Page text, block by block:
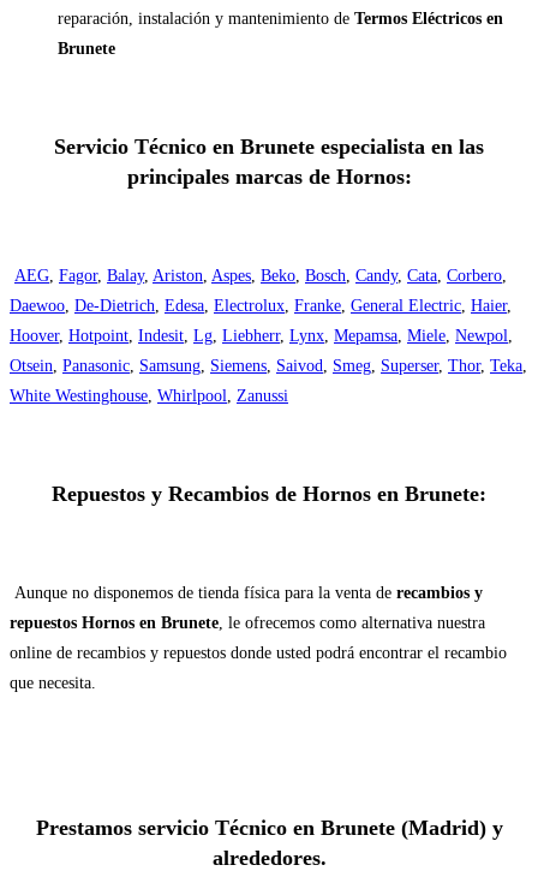
reparación, instalación y mantenimiento de Termos Eléctricos en
Brunete
Servicio Técnico en Brunete especialista en las
principales marcas de Hornos:
AEG, Fagor, Balay, Ariston, Aspes, Beko, Bosch, Candy, Cata, Corbero,
Daewoo, De-Dietrich, Edesa, Electrolux, Franke, General Electric, Haier,
Hoover, Hotpoint, Indesit, Lg, Liebherr, Lynx, Mepamsa, Miele, Newpol,
Otsein, Panasonic, Samsung, Siemens, Saivod, Smeg, Superser, Thor, Teka,
White Westinghouse, Whirlpool, Zanussi
Repuestos y Recambios de Hornos en Brunete:
Aunque no disponemos de tienda física para la venta de recambios y
repuestos Hornos en Brunete, le ofrecemos como alternativa nuestra
online de recambios y repuestos donde usted podrá encontrar el recambio
que necesita.
Prestamos servicio Técnico en Brunete (Madrid) y
alrededores.